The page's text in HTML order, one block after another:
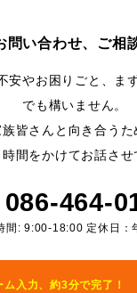
問い合わせ、ご相
安やお困りごと、ま
でも構いません。
族皆さんと向き合うた
間をかけてお話させ
086-464-
間: 9:00-18:00 定休日：
ム入力、約3分で完了！